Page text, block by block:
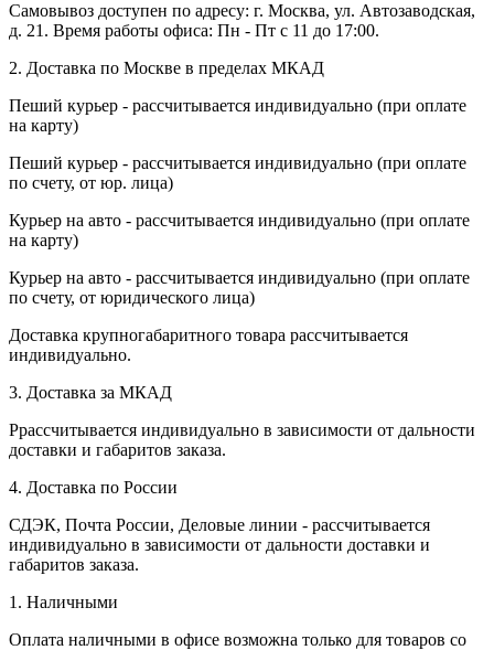
Самовывоз доступен по адресу: г. Москва, ул. Автозаводская,
д. 21. Время работы офиса: Пн - Пт с 11 до 17:00.
2. Доставка по Москве в пределах МКАД
Пеший курьер - рассчитывается индивидуально (при оплате
на карту)
Пеший курьер - рассчитывается индивидуально (при оплате
по счету, от юр. лица)
Курьер на авто - рассчитывается индивидуально (при оплате
на карту)
Курьер на авто - рассчитывается индивидуально (при оплате
по счету, от юридического лица)
Доставка крупногабаритного товара рассчитывается
индивидуально.
3. Доставка за МКАД
Ррассчитывается индивидуально в зависимости от дальности
доставки и габаритов заказа.
4. Доставка по России
СДЭК, Почта России, Деловые линии - рассчитывается
индивидуально в зависимости от дальности доставки и
габаритов заказа.
1. Наличными
Оплата наличными в офисе возможна только для товаров со